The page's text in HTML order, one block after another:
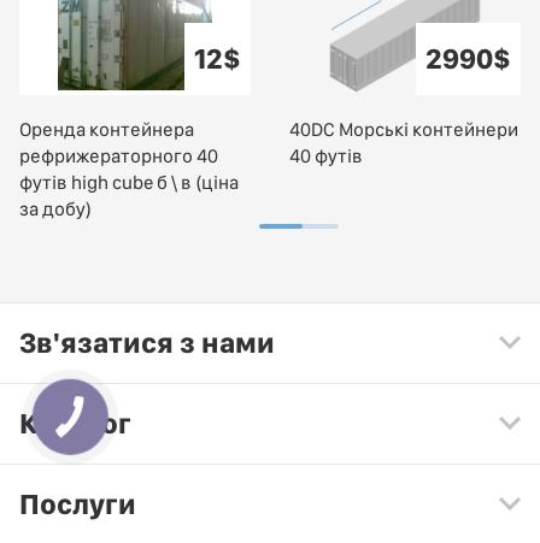
12$
Оренда контейнера
рефрижераторного 40
футів high cube б \ в (ціна
за добу)
2990$
40DC Морські контейнери
40 футів
Зв'язатися з нами
Каталог
Послуги